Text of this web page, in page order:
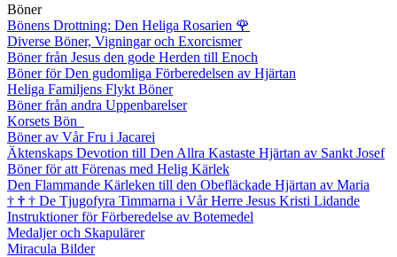
Böner
Bönens Drottning: Den Heliga Rosarien 🌹
Diverse Böner, Vigningar och Exorcismer
Böner från Jesus den gode Herden till Enoch
Böner för Den gudomliga Förberedelsen av Hjärtan
Heliga Familjens Flykt Böner
Böner från andra Uppenbarelser
Korsets Bön
Böner av Vår Fru i Jacarei
Äktenskaps Devotion till Den Allra Kastaste Hjärtan av Sankt Josef
Böner för att Förenas med Helig Kärlek
Den Flammande Kärleken till den Obefläckade Hjärtan av Maria
† † † De Tjugofyra Timmarna i Vår Herre Jesus Kristi Lidande
Instruktioner för Förberedelse av Botemedel
Medaljer och Skapulärer
Miracula Bilder